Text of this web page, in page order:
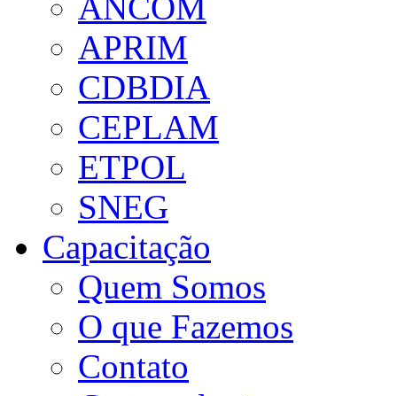
APRIM
CDBDIA
CEPLAM
ETPOL
SNEG
Capacitação
Quem Somos
O que Fazemos
Contato